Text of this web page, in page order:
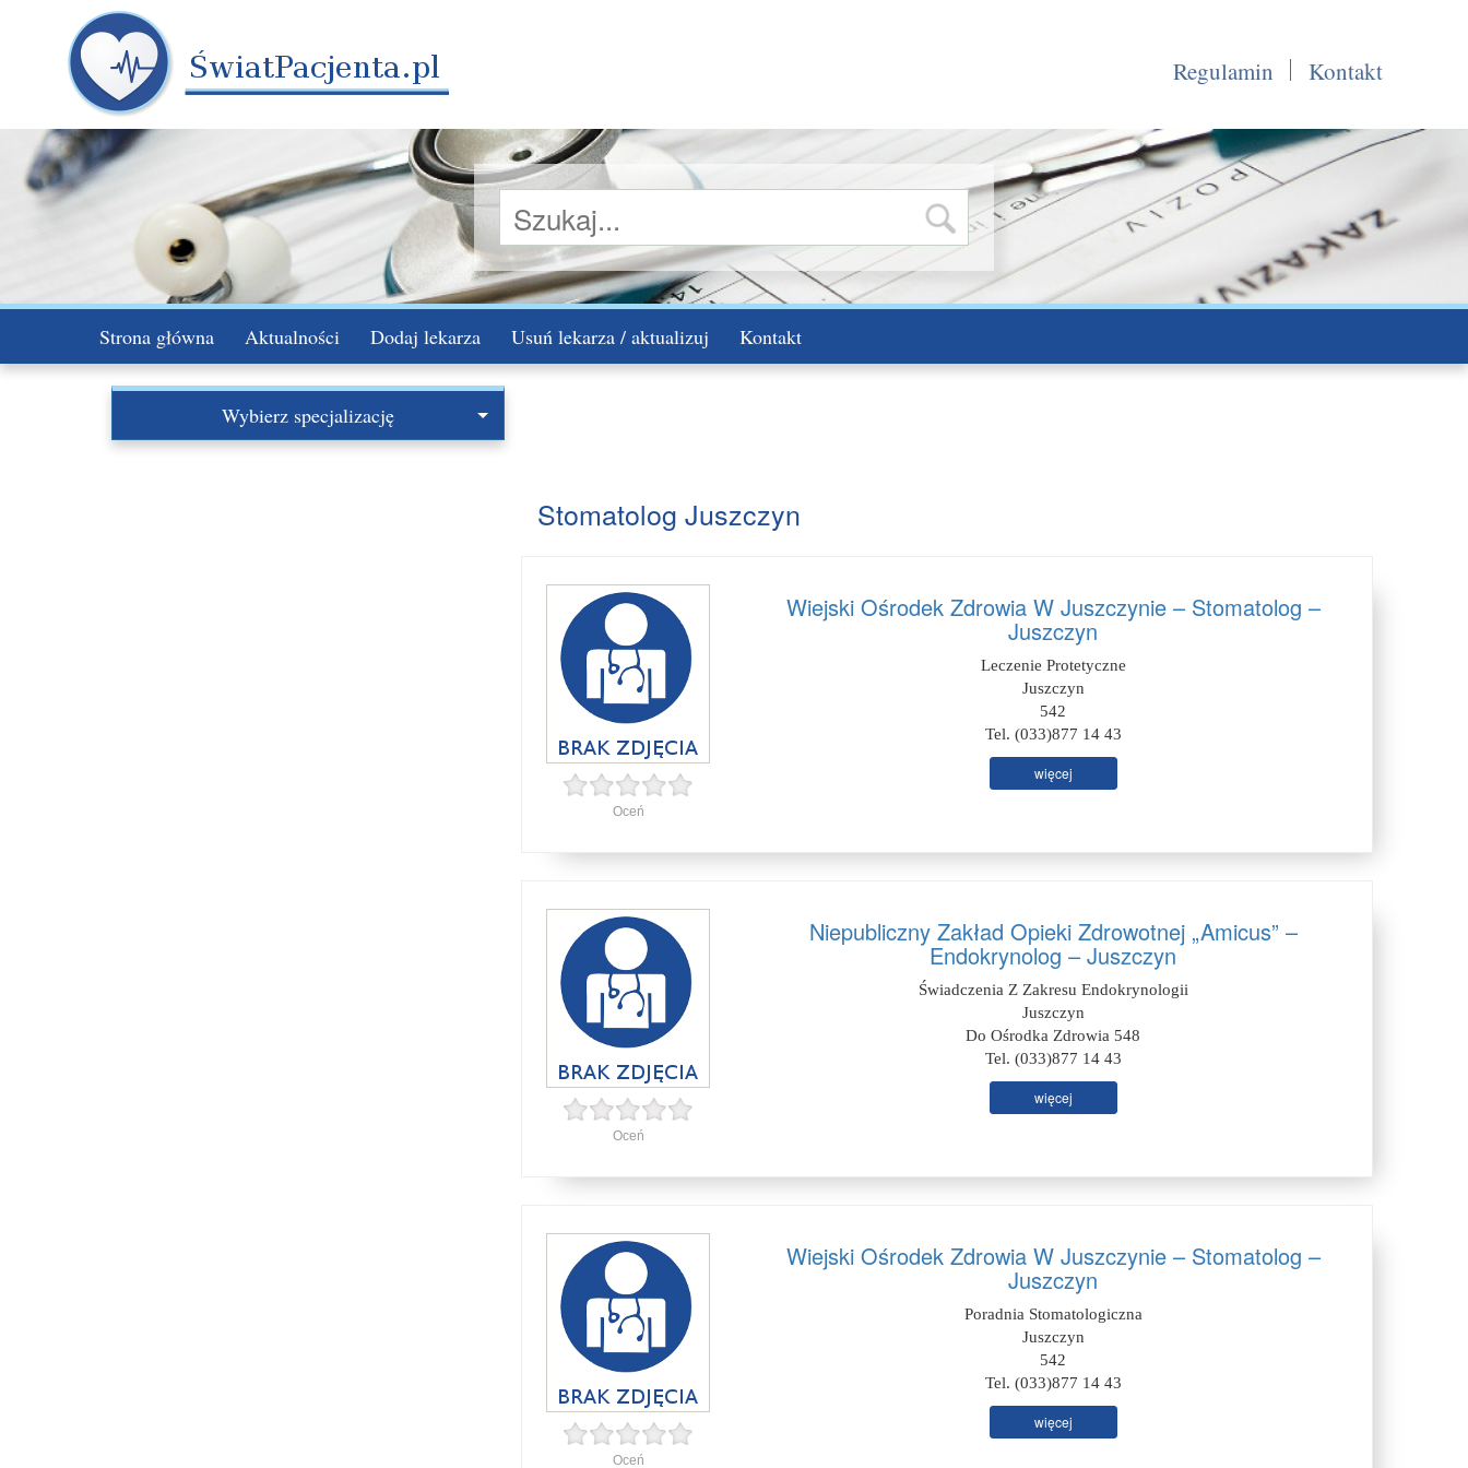
Regulamin Kontakt
Strona główna Aktualności Dodaj lekarza Usuń lekarza / aktualizuj Kontakt
Wybierz specjalizację
Stomatolog Juszczyn
Oceń
Wiejski Ośrodek Zdrowia W Juszczynie – Stomatolog –
Juszczyn
Leczenie Protetyczne
Juszczyn
542
Tel. (033)877 14 43
więcej
Oceń
Niepubliczny Zakład Opieki Zdrowotnej „Amicus” –
Endokrynolog – Juszczyn
Świadczenia Z Zakresu Endokrynologii
Juszczyn
Do Ośrodka Zdrowia 548
Tel. (033)877 14 43
więcej
Oceń
Wiejski Ośrodek Zdrowia W Juszczynie – Stomatolog –
Juszczyn
Poradnia Stomatologiczna
Juszczyn
542
Tel. (033)877 14 43
więcej